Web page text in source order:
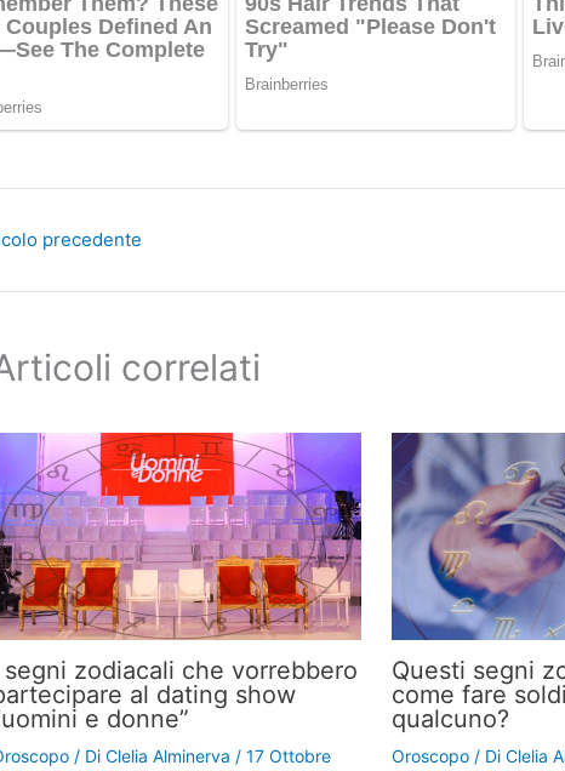
precedente
correlati
segni zodiacali che vorrebbero
al dating show
e donne”
/ Di Clelia Alminerva / 17 Ottobre
Questi segni
come fare
qualcuno?
Oroscopo/ Di Clelia